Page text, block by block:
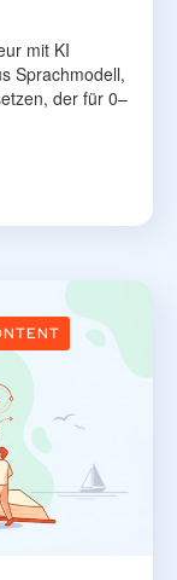
mit KI
Sprachmodell,
der für 0–